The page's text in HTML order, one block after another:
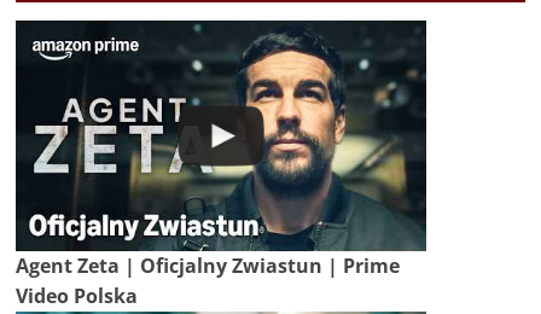
Agent Zeta | Oficjalny Zwiastun | Prime
Video Polska